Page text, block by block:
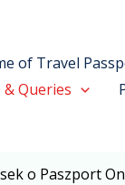
of Travel
& Queries
o Paszport